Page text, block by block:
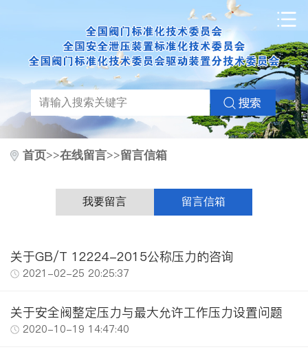
首页>>在线留言>>留言信箱
我要留言 留言信箱
关于GB/T 12224-2015公称压力的咨询
2021-02-25 20:25:37
关于安全阀整定压力与最大允许工作压力设置问题
2020-10-19 14:47:40